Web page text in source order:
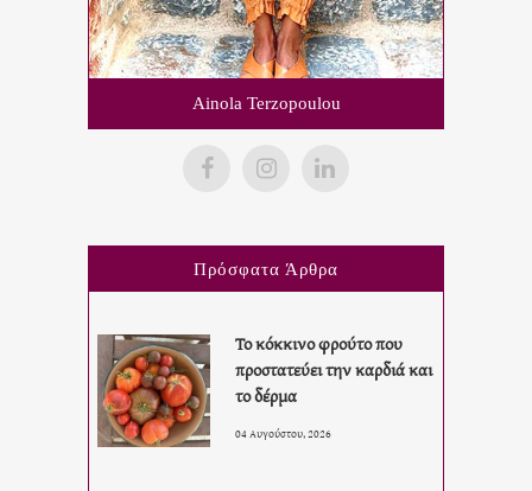
Ainola Terzopoulou
Πρόσφατα Άρθρα
Το κόκκινο φρούτο που
προστατεύει την καρδιά και
το δέρμα
04 Αυγούστου, 2026